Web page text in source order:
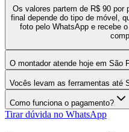
Os valores partem de R$ 90 por
final depende do tipo de móvel,
foto pelo WhatsApp e recebe
O montador atende hoje em São
Vocês levam as ferramentas até
Como funciona o pagamento?
Tirar dúvida no WhatsApp